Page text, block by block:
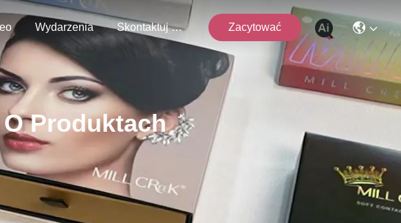
Wydarzenia Skontaktuj Się Z Nami Zacytować
Produktach